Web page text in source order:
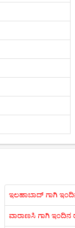
ಇಲಹಾಬಾದ್ ಗಾಗಿ
ವಾರಾಣಸಿ ಗಾಗಿ